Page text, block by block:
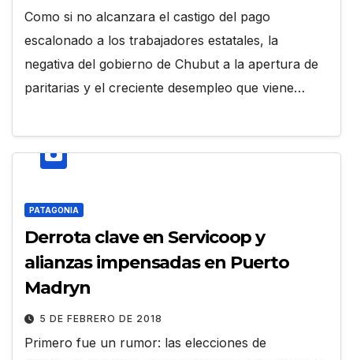
Como si no alcanzara el castigo del pago
escalonado a los trabajadores estatales, la
negativa del gobierno de Chubut a la apertura de
paritarias y el creciente desempleo que viene…
PATAGONIA
Derrota clave en Servicoop y
alianzas impensadas en Puerto
Madryn
5 DE FEBRERO DE 2018
Primero fue un rumor: las elecciones de